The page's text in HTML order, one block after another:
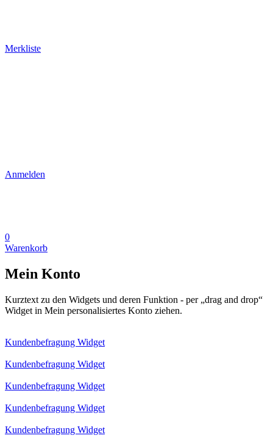
Merkliste
Anmelden
0
Warenkorb
Mein Konto
Kurztext zu den Widgets und deren Funktion - per „drag and drop“
Widget in Mein personalisiertes Konto ziehen.
Kundenbefragung Widget
Kundenbefragung Widget
Kundenbefragung Widget
Kundenbefragung Widget
Kundenbefragung Widget